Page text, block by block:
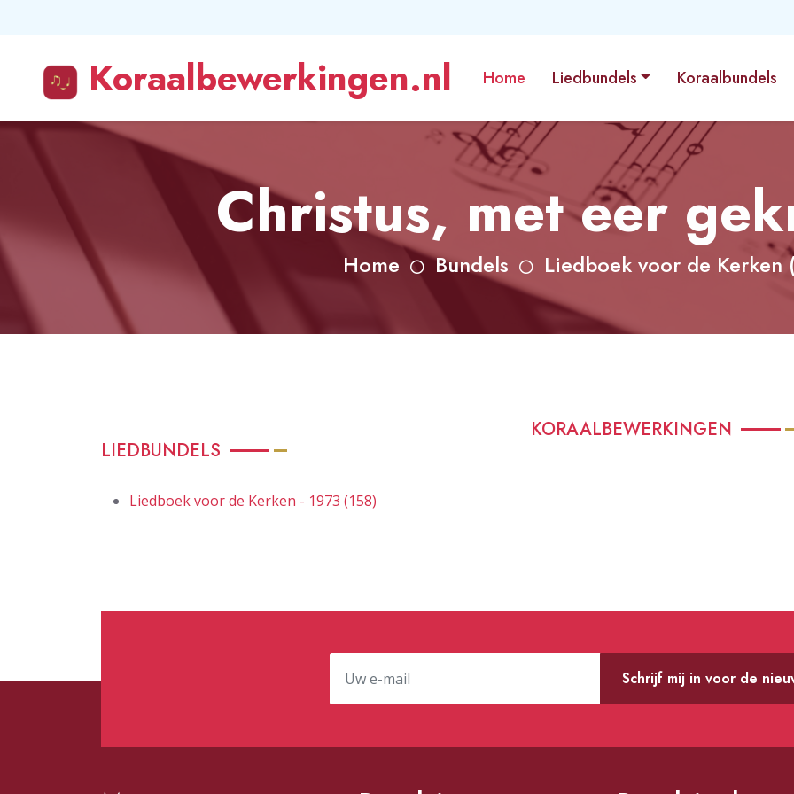
Koraalbewerkingen.nl Home Liedbundels Koraalbundels
Christus, met eer
Home Bundels Liedboek voor de Kerken
LIEDBUNDELS
Liedboek voor de Kerken - 1973 (158)
KORAALBEWERKINGEN
Schrijf mij in voor de